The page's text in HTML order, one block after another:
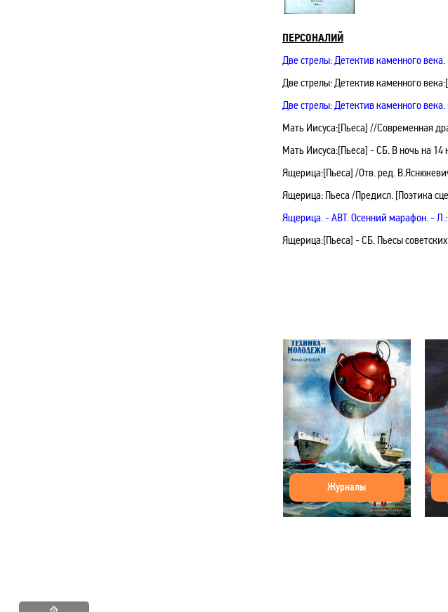
ПЕРСОНАЛИЙ
Две стрелы: Детектив каменного
Две стрелы: Детектив каменного века:[
Две стрелы: Детектив каменного
Мать Иисуса:[Пьеса] //Современная
Мать Иисуса:[Пьеса] - СБ. В ночь на 14
Ящерица:[Пьеса] /Отв. ред.
Ящерица: Пьеса /Предисл. [Поэтика
Ящерица.- АВТ. Осенний марафон.-
Ящерица:[Пьеса] - СБ. Пьесы
Журналы